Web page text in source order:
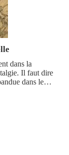
dans la
dire
dans le